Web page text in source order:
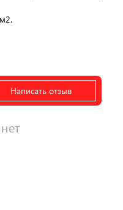
Написать отзыв